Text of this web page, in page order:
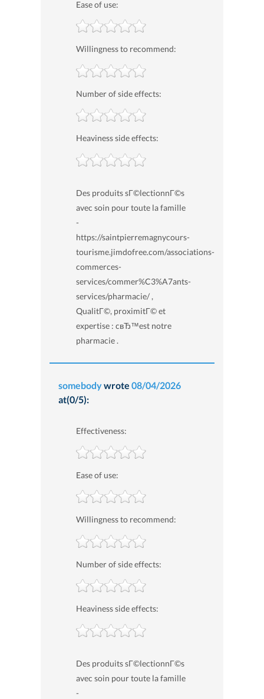
Ease of use:
Willingness to recommend:
Number of side effects:
Heaviness side effects:
Des produits sГ©lectionnГ©s
avec soin pour toute la famille
-
https://saintpierremagnycours-
tourisme.jimdofree.com/associations-
commerces-
services/commer%C3%A7ants-
services/pharmacie/ ,
QualitГ©, proximitГ© et
expertise : cвЂ™est notre
pharmacie .
somebodywrote 08/04/2026
at(0/5):
Effectiveness:
Ease of use:
Willingness to recommend:
Number of side effects:
Heaviness side effects:
Des produits sГ©lectionnГ©s
avec soin pour toute la famille
-